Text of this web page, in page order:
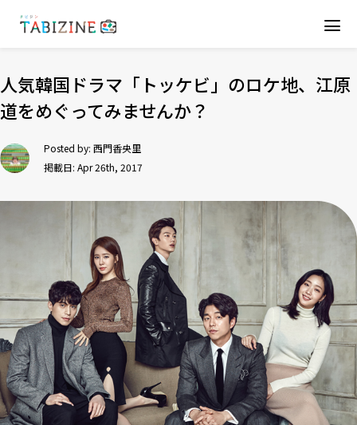
人気韓国ドラマ「トッケビ」のロケ地、江原
道をめぐってみませんか？
Posted by: 西門香央里
掲載日: Apr 26th, 2017